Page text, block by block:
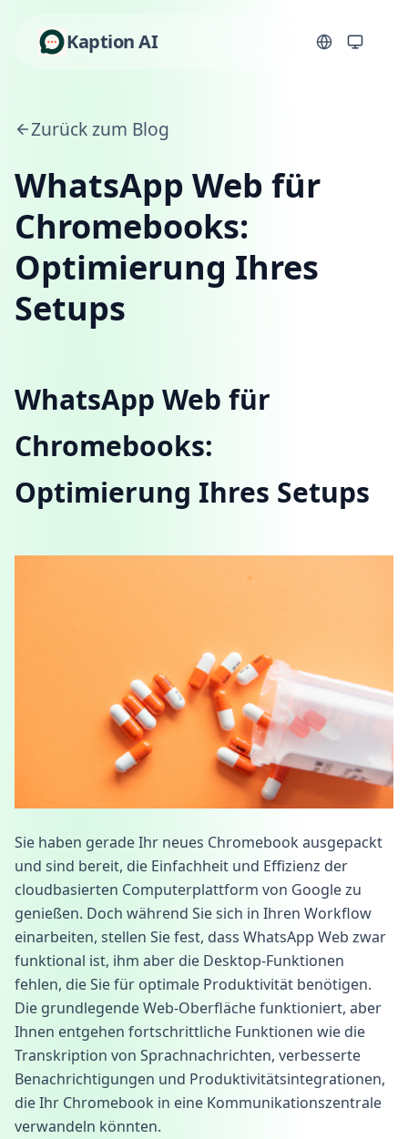
Kaption AI
Zurück zum Blog
WhatsApp Web für
Chromebooks:
Optimierung Ihres
Setups
WhatsApp Web für
Chromebooks:
Optimierung Ihres Setups
Sie haben gerade Ihr neues Chromebook ausgepackt
und sind bereit, die Einfachheit und Effizienz der
cloudbasierten Computerplattform von Google zu
genießen. Doch während Sie sich in Ihren Workflow
einarbeiten, stellen Sie fest, dass WhatsApp Web zwar
funktional ist, ihm aber die Desktop-Funktionen
fehlen, die Sie für optimale Produktivität benötigen.
Die grundlegende Web-Oberfläche funktioniert, aber
Ihnen entgehen fortschrittliche Funktionen wie die
Transkription von Sprachnachrichten, verbesserte
Benachrichtigungen und Produktivitätsintegrationen,
die Ihr Chromebook in eine Kommunikationszentrale
verwandeln könnten.